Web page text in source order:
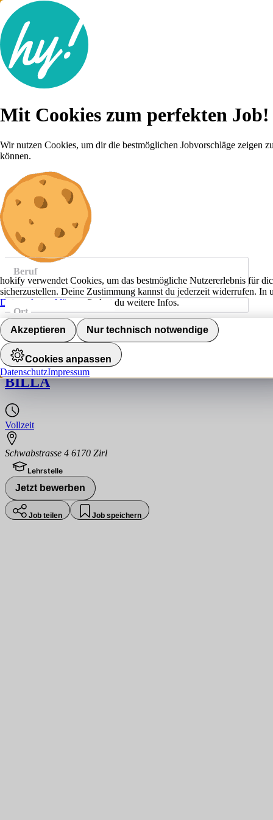
Lebenslauf
Karriere-Tipps
Anmelden
Jobs anzeigen
Beruf
Ort
Jobs finden
Lehre zum:zur
BILLA
Vollzeit
Schwabstrasse 4 6170 Zirl
Lehrstelle
Jetzt bewerben
Job teilen Job speichern
Mit Cookies zum perfekten Job!
Wir nutzen Cookies, um dir die bestmöglichen Jobvorschläge zeigen zu
können.
hokify verwendet Cookies, um das bestmögliche Nutzererlebnis für
sicherzustellen. Deine Zustimmung kannst du jederzeit widerrufen. In
Datenschutzerklärung
findest du weitere Infos.
Akzeptieren Nur technisch notwendige
Cookies anpassen
DatenschutzImpressum